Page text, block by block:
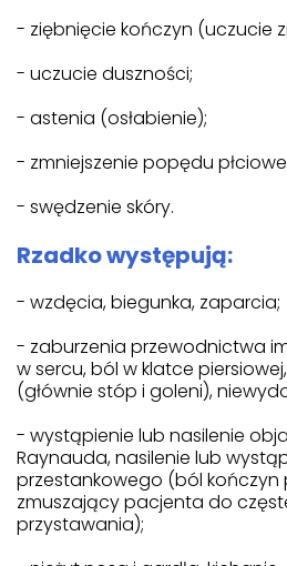
- ziębnięcie kończyn (uczucie
- uczucie duszności;
- astenia (osłabienie);
- zmniejszenie popędu
- swędzenie skóry.
Rzadko występują:
- wzdęcia, biegunka, zaparcia;
- zaburzenia przewodnictwa
w sercu, ból w klatce
(głównie stóp i goleni),
- wystąpienie lub nasilenie
Raynauda, nasilenie lub
przestankowego (ból
zmuszający pacjenta do
przystawania);